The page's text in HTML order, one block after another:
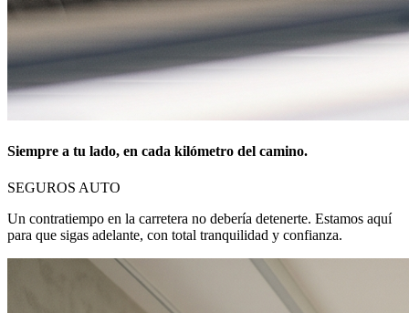
Siempre a tu lado, en cada kilómetro del camino.
SEGUROS AUTO
Un contratiempo en la carretera no debería detenerte. Estamos aquí
para que sigas adelante, con total tranquilidad y confianza.